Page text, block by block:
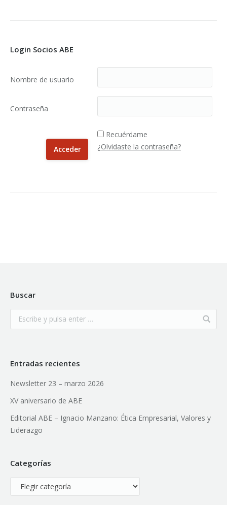
Login Socios ABE
Nombre de usuario
Contraseña
Recuérdame
¿Olvidaste la contraseña?
Buscar
Entradas recientes
Newsletter 23 – marzo 2026
XV aniversario de ABE
Editorial ABE – Ignacio Manzano: Ética Empresarial, Valores y
Liderazgo
Categorías
Categorías